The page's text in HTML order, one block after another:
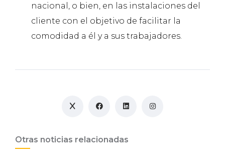
nacional, o bien, en las instalaciones del
cliente con el objetivo de facilitar la
comodidad a él y a sus trabajadores.
Otras noticias relacionadas